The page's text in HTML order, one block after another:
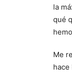
la
qué
Me
hace